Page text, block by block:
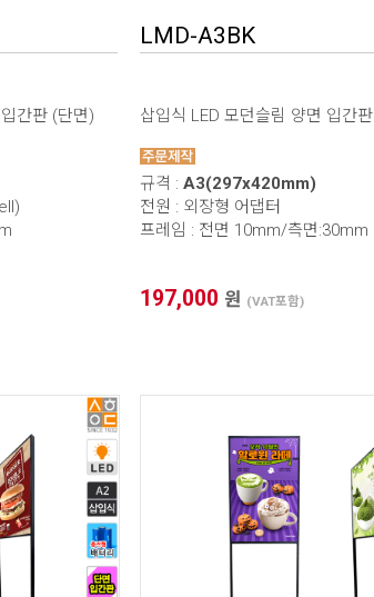
간판 (단면)
LMD-A3BK
삽입식 LED 모던슬림 양면 입간판
규격 : A3(297x420mm)
전원 : 외장형 어댑터
프레임 : 전면 10mm/측면:30mm
197,000 원 (VAT포함)